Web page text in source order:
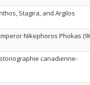
Stagira, and Argilos
Nikephoros Phokas
canadienne-